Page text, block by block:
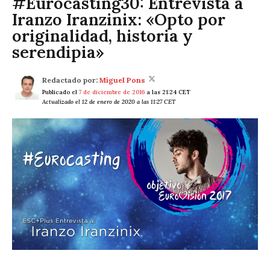
Iranzo Iranzinix: «Opto por
originalidad, historia y
serendipia»
Redactado por: Miguel Pons
Publicado el 7 de diciembre de 2016 a las 21:24 CET
Actualizado el 12 de enero de 2020 a las 11:27 CET